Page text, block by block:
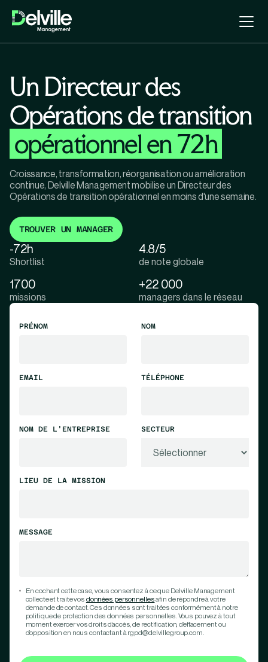
Un Directeur des
Opérations de transition
opérationnel en 72h
Croissance, transformation, réorganisation ou amélioration
continue, Delville Management mobilise un Directeur des
Opérations de transition opérationnel en moins d'une semaine.
TROUVER UN MANAGER
-72h
Shortlist
4.8/5
de note globale
1700
missions
+22 000
managers dans le réseau
PRÉNOM NOM
EMAIL TÉLÉPHONE
NOM DE L'ENTREPRISE SECTEUR
LIEU DE LA MISSION
MESSAGE
En cochant cette case, vous consentez à ce que Delville Management
collecte et traite vos données personnellesafin de répondre à votre
demande de contact. Ces données sont traitées conformément à notre
politique de protection des données personnelles. Vous pouvez à tout
moment exercer vos droits d’accès, de rectification, d’effacement ou
d’opposition en nous contactant à rgpd@delvillegroup.com.